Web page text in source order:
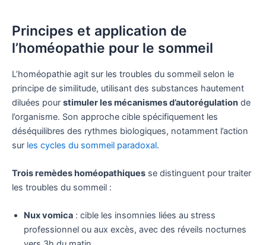
Principes et application de
l’homéopathie pour le sommeil
L’homéopathie agit sur les troubles du sommeil selon le
principe de similitude, utilisant des substances hautement
diluées pour stimuler les mécanismes d’autorégulation de
l’organisme. Son approche cible spécifiquement les
déséquilibres des rythmes biologiques, notamment l’action
sur les cycles du sommeil paradoxal.
Trois remèdes homéopathiques se distinguent pour traiter
les troubles du sommeil :
Nux vomica : cible les insomnies liées au stress
professionnel ou aux excès, avec des réveils nocturnes